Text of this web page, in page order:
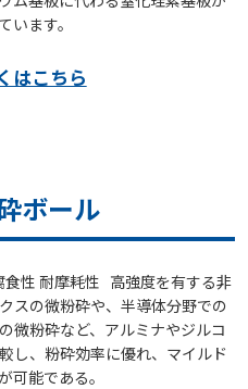
ています。
はこちら
ボール
食性 耐摩耗性 高強度を有する非
スの微粉砕や、半導体分野での
微粉砕など、アルミナやジルコ
し、粉砕効率に優れ、マイルド
可能である。